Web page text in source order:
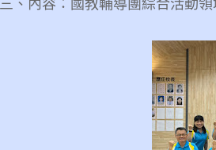
三、內容：國教輔導團綜合活動